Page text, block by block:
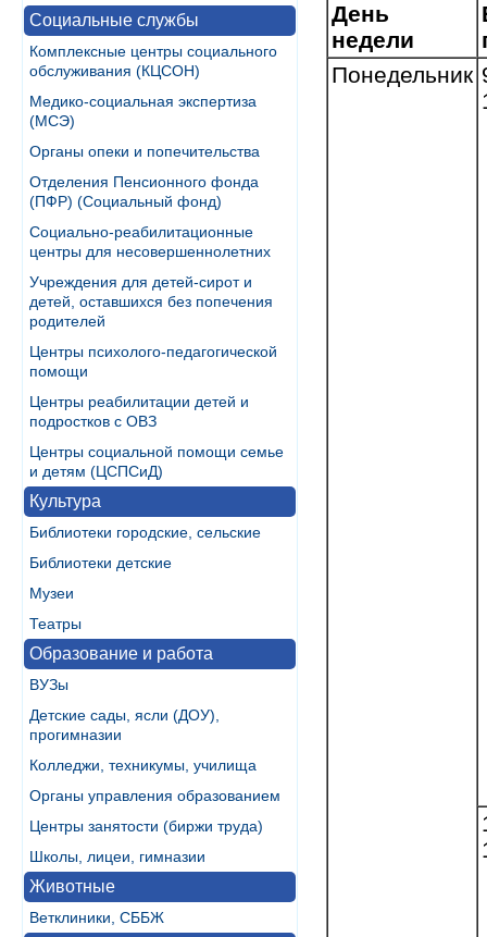
Социальные службы
Комплексные центры социального
обслуживания (КЦСОН)
Медико-социальная экспертиза
(МСЭ)
Органы опеки и попечительства
Отделения Пенсионного фонда
(ПФР) (Социальный фонд)
Социально-реабилитационные
центры для несовершеннолетних
Учреждения для детей-сирот и
детей, оставшихся без попечения
родителей
Центры психолого-педагогической
помощи
Центры реабилитации детей и
подростков с ОВЗ
Центры социальной помощи семье
и детям (ЦСПСиД)
Культура
Библиотеки городские, сельские
Библиотеки детские
Музеи
Театры
Образование и работа
ВУЗы
Детские сады, ясли (ДОУ),
прогимназии
Колледжи, техникумы, училища
Органы управления образованием
Центры занятости (биржи труда)
Школы, лицеи, гимназии
Животные
Ветклиники, СББЖ
День
недели
Понедельник